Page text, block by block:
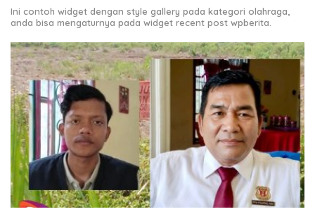
Ini contoh widget dengan style gallery pada kategori olahraga,
anda bisa mengaturnya pada widget recent post wpberita.